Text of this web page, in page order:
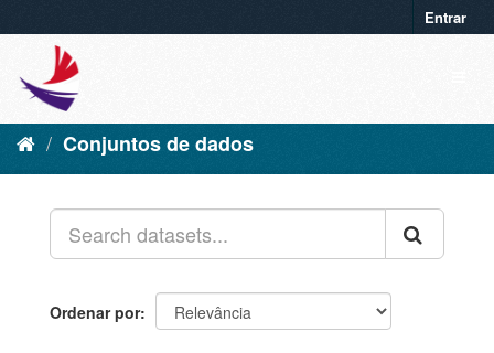
Entrar
Conjuntos de dados
Ordenar por